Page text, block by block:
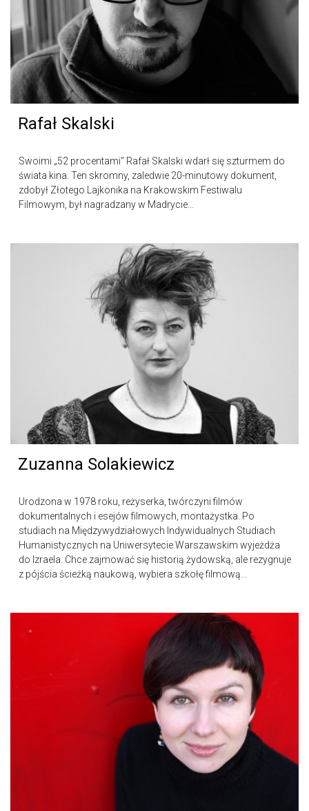
Rafał Skalski
Swoimi „52 procentami” Rafał Skalski wdarł się szturmem do
świata kina. Ten skromny, zaledwie 20-minutowy dokument,
zdobył Złotego Lajkonika na Krakowskim Festiwalu
Filmowym, był nagradzany w Madrycie…
Zuzanna Solakiewicz
Urodzona w 1978 roku, reżyserka, twórczyni filmów
dokumentalnych i esejów filmowych, montażystka. Po
studiach na Międzywydziałowych Indywidualnych Studiach
Humanistycznych na Uniwersytecie Warszawskim wyjeżdża
do Izraela. Chce zajmować się historią żydowską, ale rezygnuje
z pójścia ścieżką naukową, wybiera szkołę filmową...